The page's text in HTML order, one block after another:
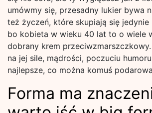
umówmy się, przesadny lukier bywa
też życzeń, które skupiają się jedynie
bo kobieta w wieku 40 lat to o wiele
dobrany krem
na jej sile, mądrości, poczuciu
najlepsze, co można komuś
Forma ma